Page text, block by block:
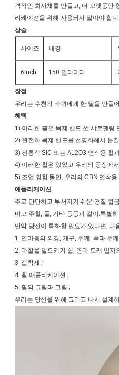
격적인 회사채를 만들고, 더 오랫동안
리케이션을 위해 사용되지 말아야 합
상술
사이즈 내경
6Inch 150 밀리미터
장점
우리는 수천의 바퀴에게 한 달을 만들
혜택
1) 이러한 휠은 목제 밴드 쏘 샤르펜링
2) 완전하 목제 밴드를 선명화해서 톱
3) 전통적 SIC 또는 AL2O3 연삭용 휠
4) 이러한 휠은 있었고 우리의 공장에
5) 조업 경험 동안, 우리의 CBN 연삭
애플리케이션
주로 단단하고 부서지기 쉬운 경질 합
마모 주철, 돌, 기타 등등과 같이.특별
만약 당신이 특화할 필요가 있다면, 다
1. 연마층의 외경, 개구, 두께, 폭과 두
2. 마찰을 일으키기 쉽, 연마 모래 입자
3. 접착제 ;
4. 휠 애플리케이션 ;
5. 휠의 그림과 그림 ;
우리는 당신을 위해 그리고 나서 설계